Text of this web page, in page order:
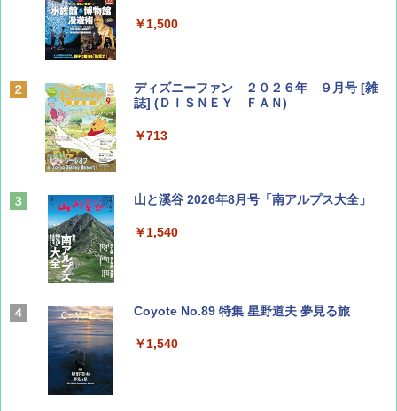
￥1,500
ディズニーファン ２０２６年 ９月号 [雑
誌] (ＤＩＳＮＥＹ ＦＡＮ)
￥713
山と溪谷 2026年8月号「南アルプス大全」
￥1,540
Coyote No.89 特集 星野道夫 夢見る旅
￥1,540